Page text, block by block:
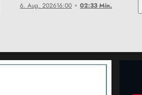
6. Aug. 202616:00 02:33 Min.